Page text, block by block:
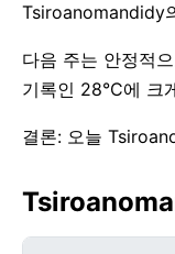
Tsiroanomandidy
다음 주는 안정적
기록인 28°C에 크
결론: 오늘